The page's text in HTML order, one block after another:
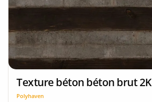
Texture béton béton brut 2K
Polyhaven